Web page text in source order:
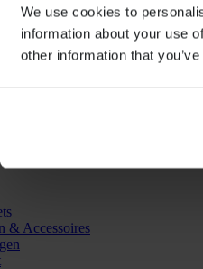
We use cookies to
information about your use
other information that
& Filter)
Smeermiddelen
Accessoires
& Accessoires